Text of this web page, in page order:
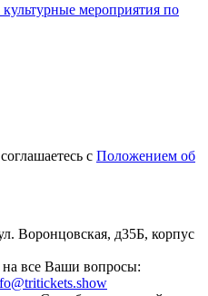
мероприятия по
с Положением об
Воронцовская, д35Б, корпус
все Ваши вопросы: